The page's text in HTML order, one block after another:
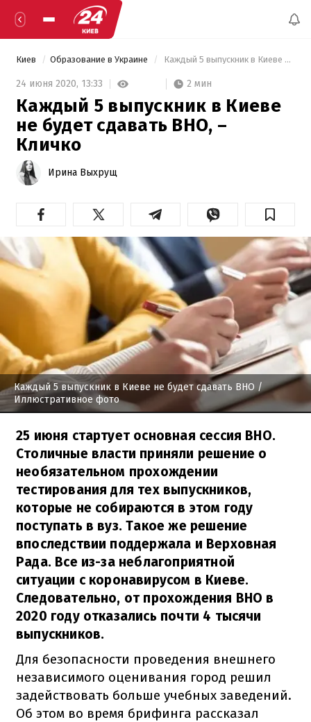
Киев Образование в Украине Каждый 5 выпускник в Киеве не будет сдавать ВНО, – Кличко
24 июня 2020, 13:33 2 мин
Каждый 5 выпускник в Киеве
не будет сдавать ВНО, –
Кличко
Ирина Выхрущ
Каждый 5 выпускник в Киеве не будет сдавать ВНО /
Иллюстративное фото
25 июня стартует основная сессия ВНО.
Столичные власти приняли решение о
необязательном прохождении
тестирования для тех выпускников,
которые не собираются в этом году
поступать в вуз. Такое же решение
впоследствии поддержала и Верховная
Рада. Все из-за неблагоприятной
ситуации с коронавирусом в Киеве.
Следовательно, от прохождения ВНО в
2020 году отказались почти 4 тысячи
выпускников.
Для безопасности проведения внешнего
независимого оценивания город решил
задействовать больше учебных заведений.
Об этом во время брифинга рассказал